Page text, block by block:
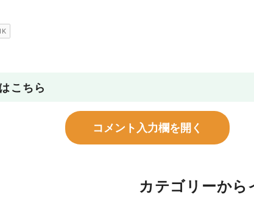
こちら
コメント入力欄を開く
カテゴリーから